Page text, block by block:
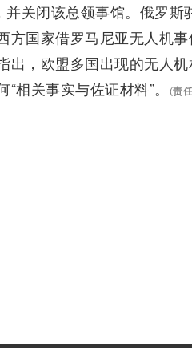
并关闭该总领事馆。俄罗
国家借罗马尼亚无人机
出，欧盟多国出现的无人
相关事实与佐证材料”。
(责